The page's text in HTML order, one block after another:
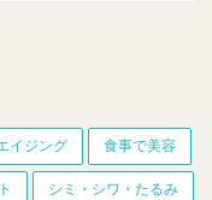
イジング 食事で美容
シミ・シワ・たるみ